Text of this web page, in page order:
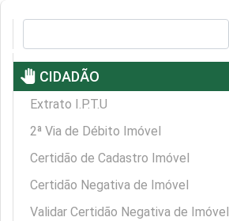
pan_tool CIDADÃO
Extrato I.P.T.U
2ª Via de Débito Imóvel
Certidão de Cadastro Imóvel
Certidão Negativa de Imóvel
Validar Certidão Negativa de Imóvel